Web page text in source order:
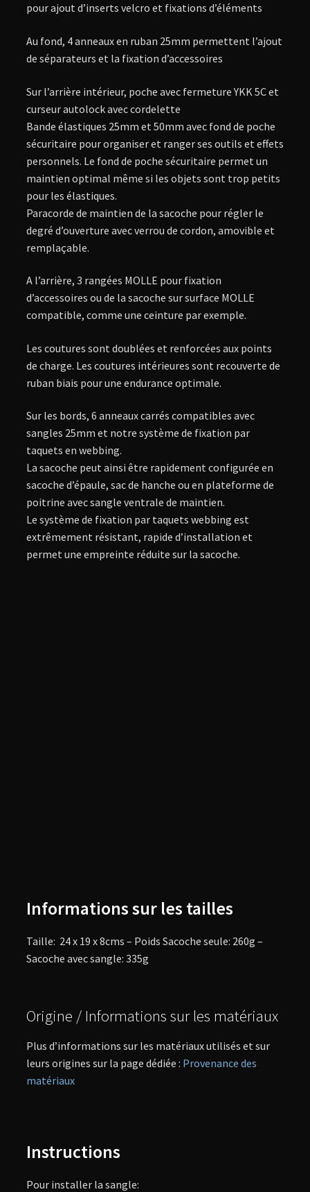
pour ajout d’inserts velcro et fixations d’éléments
Au fond, 4 anneaux en ruban 25mm permettent l’ajout
de séparateurs et la fixation d’accessoires
Sur l’arrière intérieur, poche avec fermeture YKK 5C et
curseur autolock avec cordelette
Bande élastiques 25mm et 50mm avec fond de poche
sécuritaire pour organiser et ranger ses outils et effets
personnels. Le fond de poche sécuritaire permet un
maintien optimal même si les objets sont trop petits
pour les élastiques.
Paracorde de maintien de la sacoche pour régler le
degré d’ouverture avec verrou de cordon, amovible et
remplaçable.
A l’arrière, 3 rangées MOLLE pour fixation
d’accessoires ou de la sacoche sur surface MOLLE
compatible, comme une ceinture par exemple.
Les coutures sont doublées et renforcées aux points
de charge. Les coutures intérieures sont recouverte de
ruban biais pour une endurance optimale.
Sur les bords, 6 anneaux carrés compatibles avec
sangles 25mm et notre système de fixation par
taquets en webbing.
La sacoche peut ainsi être rapidement configurée en
sacoche d’épaule, sac de hanche ou en plateforme de
poitrine avec sangle ventrale de maintien.
Le système de fixation par taquets webbing est
extrêmement résistant, rapide d’installation et
permet une empreinte réduite sur la sacoche.
Informations sur les tailles
Taille: 24 x 19 x 8cms – Poids Sacoche seule: 260g –
Sacoche avec sangle: 335g
Origine / Informations sur les matériaux
Plus d’informations sur les matériaux utilisés et sur
leurs origines sur la page dédiée : Provenance des
matériaux
Instructions
Pour installer la sangle: